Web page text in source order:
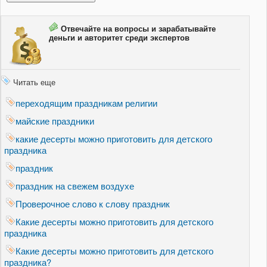
Отвечайте на вопросы и зарабатывайте
деньги и авторитет среди экспертов
Читать еще
переходящим праздникам религии
майские праздники
какие десерты можно приготовить для детского
праздника
праздник
праздник на свежем воздухе
Проверочное слово к слову праздник
Какие десерты можно приготовить для детского
праздника
Какие десерты можно приготовить для детского
праздника?